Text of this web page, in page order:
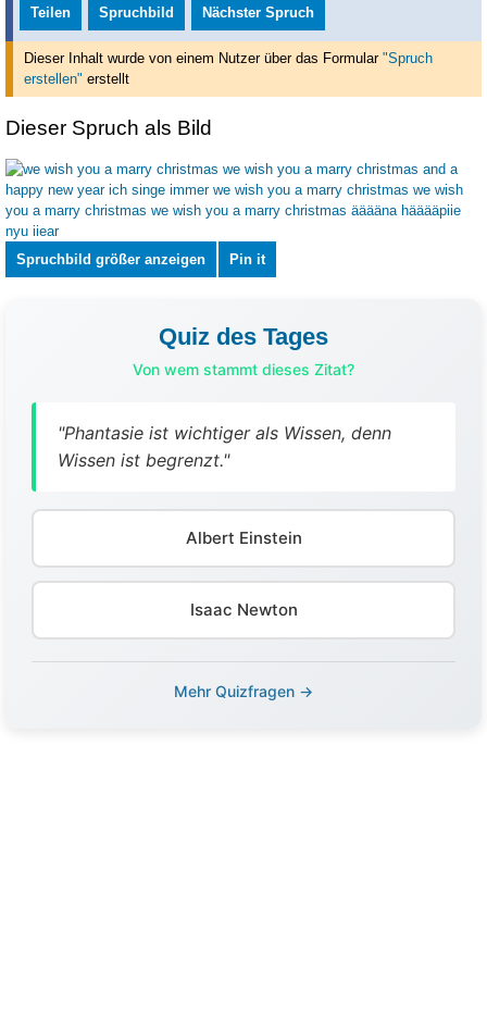
Teilen
Spruchbild Nächster Spruch
Dieser Inhalt wurde von einem Nutzer über das Formular "Spruch
erstellen" erstellt
Dieser Spruch als Bild
Spruchbild größer anzeigen Pin it
Quiz des Tages
Von wem stammt dieses Zitat?
"Phantasie ist wichtiger als Wissen, denn
Wissen ist begrenzt."
Albert Einstein
Isaac Newton
Mehr Quizfragen →